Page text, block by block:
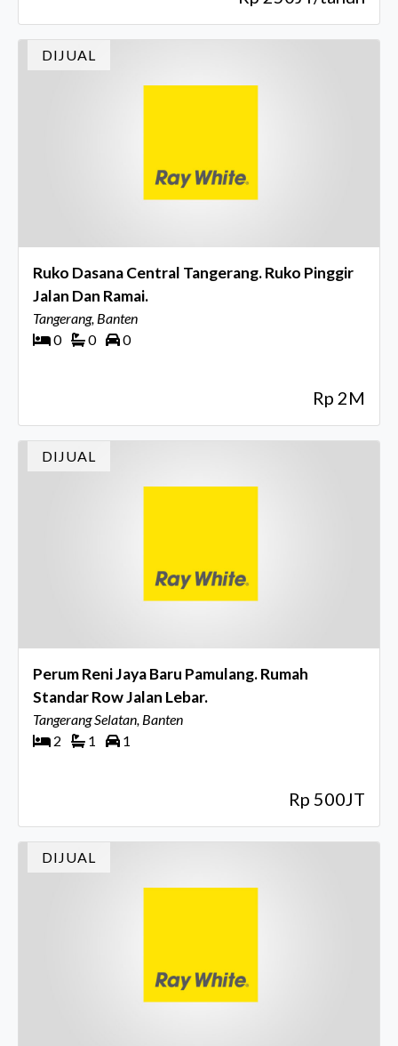
DIJUAL
Ruko Dasana Central Tangerang. Ruko Pinggir
Jalan Dan Ramai.
Tangerang, Banten
0
0 0
Rp 2M
DIJUAL
Perum Reni Jaya Baru Pamulang. Rumah
Standar Row Jalan Lebar.
Tangerang Selatan, Banten
2
1 1
Rp 500JT
DIJUAL